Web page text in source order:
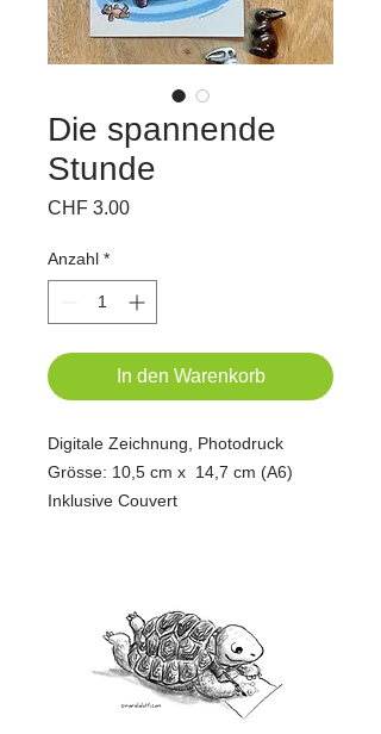
Die spannende
Stunde
CHF 3.00Preis
Anzahl *
In den Warenkorb
Digitale Zeichnung, Photodruck
Grösse: 10,5 cm x 14,7 cm (A6)
Inklusive Couvert